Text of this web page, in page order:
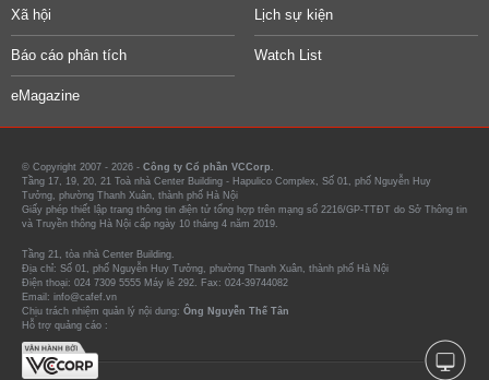
Xã hội Lịch sự kiện
Báo cáo phân tích Watch List
eMagazine
© Copyright 2007 - 2026 - Công ty Cổ phần VCCorp.
Tầng 17, 19, 20, 21 Toà nhà Center Building - Hapulico Complex, Số 01, phố Nguyễn Huy
Tưởng, phường Thanh Xuân, thành phố Hà Nội
Giấy phép thiết lập trang thông tin điện tử tổng hợp trên mạng số 2216/GP-TTĐT do Sở Thông tin
và Truyền thông Hà Nội cấp ngày 10 tháng 4 năm 2019.
Tầng 21, tòa nhà Center Building.
Địa chỉ: Số 01, phố Nguyễn Huy Tưởng, phường Thanh Xuân, thành phố Hà Nội
Điện thoại: 024 7309 5555 Máy lẻ 292. Fax: 024-39744082
Email: info@cafef.vn
Chịu trách nhiệm quản lý nội dung: Ông Nguyễn Thế Tân
Hỗ trợ quảng cáo :